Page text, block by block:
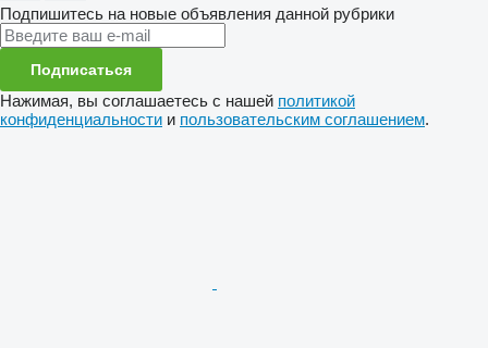
Подпишитесь на новые объявления данной рубрики
Подписаться
Нажимая, вы соглашаетесь с нашей политикой
конфиденциальности и пользовательским соглашением.